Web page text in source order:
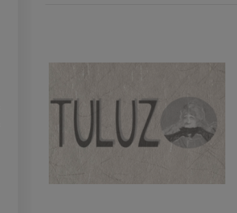
Cena regularna: 9,80 zł
Najniższa cena:9,80 zł